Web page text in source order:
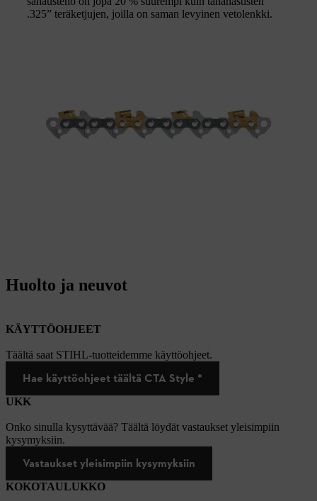
.325” teräketjujen, joilla on saman levyinen vetolenkki.
Huolto ja neuvot
KÄYTTÖOHJEET
Täältä saat STIHL-tuotteidemme käyttöohjeet.
Hae käyttöohjeet täältä CTA Style *
UKK
Onko sinulla kysyttävää? Täältä löydät vastaukset yleisimpiin
kysymyksiin.
Vastaukset yleisimpiin kysymyksiin
KOKOTAULUKKO